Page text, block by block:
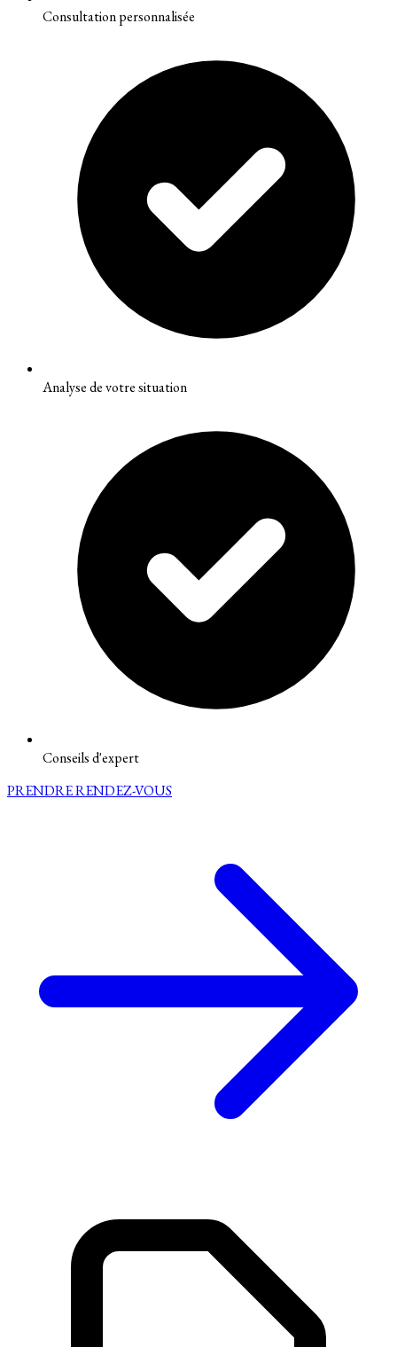
Consultation personnalisée
Analyse de votre situation
Conseils d'expert
PRENDRE RENDEZ-VOUS